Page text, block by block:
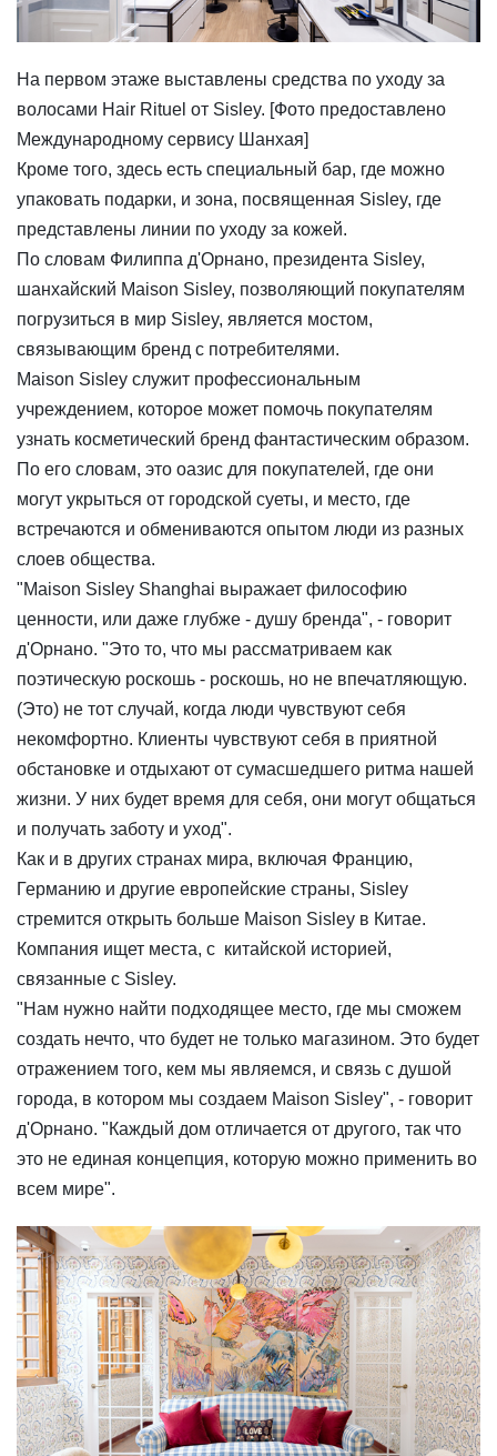
На первом этаже выставлены средства по уходу за
волосами Hair Rituel от Sisley. [Фото предоставлено
Международному сервису Шанхая]
Кроме того, здесь есть специальный бар, где можно
упаковать подарки, и зона, посвященная Sisley, где
представлены линии по уходу за кожей.
По словам Филиппа д'Орнано, президента Sisley,
шанхайский Maison Sisley, позволяющий покупателям
погрузиться в мир Sisley, является мостом,
связывающим бренд с потребителями.
Maison Sisley служит профессиональным
учреждением, которое может помочь покупателям
узнать косметический бренд фантастическим образом.
По его словам, это оазис для покупателей, где они
могут укрыться от городской суеты, и место, где
встречаются и обмениваются опытом люди из разных
слоев общества.
"Maison Sisley Shanghai выражает философию
ценности, или даже глубже - душу бренда", - говорит
д'Орнано. "Это то, что мы рассматриваем как
поэтическую роскошь - роскошь, но не впечатляющую.
(Это) не тот случай, когда люди чувствуют себя
некомфортно. Клиенты чувствуют себя в приятной
обстановке и отдыхают от сумасшедшего ритма нашей
жизни. У них будет время для себя, они могут общаться
и получать заботу и уход".
Как и в других странах мира, включая Францию,
Германию и другие европейские страны, Sisley
стремится открыть больше Maison Sisley в Китае.
Компания ищет места, с китайской историей,
связанные с Sisley.
"Нам нужно найти подходящее место, где мы сможем
создать нечто, что будет не только магазином. Это будет
отражением того, кем мы являемся, и связь с душой
города, в котором мы создаем Maison Sisley", - говорит
д'Орнано. "Каждый дом отличается от другого, так что
это не единая концепция, которую можно применить во
всем мире".